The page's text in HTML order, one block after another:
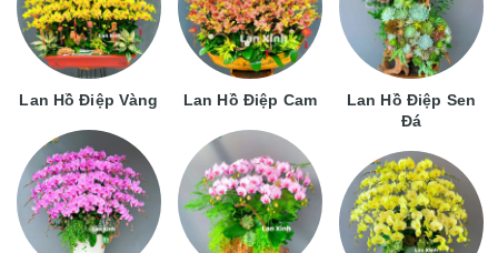
Lan Hồ Điệp Vàng Lan Hồ Điệp Cam
Lan Hồ Điệp Sen
Đá